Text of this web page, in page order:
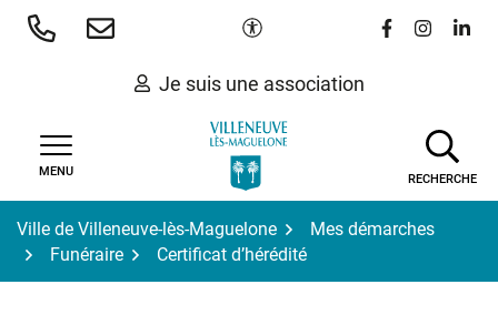
Aller
Paramètres d'accessibilité
Lien vers le
Lien vers
Lien
Je suis une association
MENU
RECHERCHE
Ville de Villeneuve-lès-Maguelone
Mes démarches
Funéraire
Certificat d’hérédité